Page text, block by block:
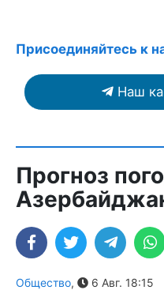
Присоединяйтесь к
Наш
Прогноз
Общество, 6 Авг. 18:15